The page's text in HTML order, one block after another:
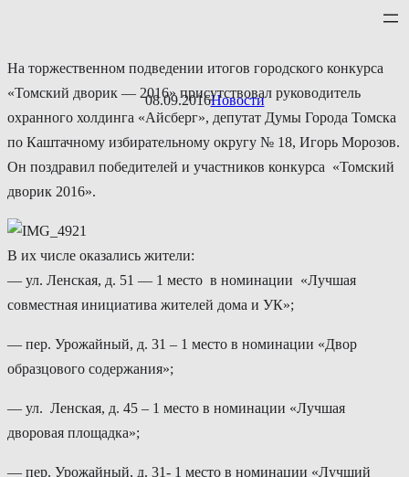
содержимому
08.09.2016Новости
На торжественном подведении итогов городского конкурса
«Томский дворик — 2016» присутствовал руководитель
охранного холдинга «Айсберг», депутат Думы Города Томска
по Каштачному избирательному округу № 18, Игорь Морозов.
Он поздравил победителей и участников конкурса «Томский
дворик 2016».
В их числе оказались жители:
— ул. Ленская, д. 51 — 1 место в номинации «Лучшая
совместная инициатива жителей дома и УК»;
— пер. Урожайный, д. 31 – 1 место в номинации «Двор
образцового содержания»;
— ул. Ленская, д. 45 – 1 место в номинации «Лучшая
дворовая площадка»;
— пер. Урожайный, д. 31- 1 место в номинации «Лучший